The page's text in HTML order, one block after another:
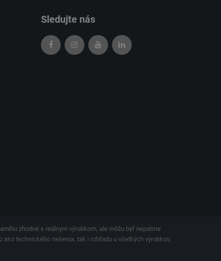
Sledujte nás
zhodné s reálnym výrobkom, ale môžu byť nepatrne
ako technického riešenia, tak i vzhľadu u všetkých výrobkov,